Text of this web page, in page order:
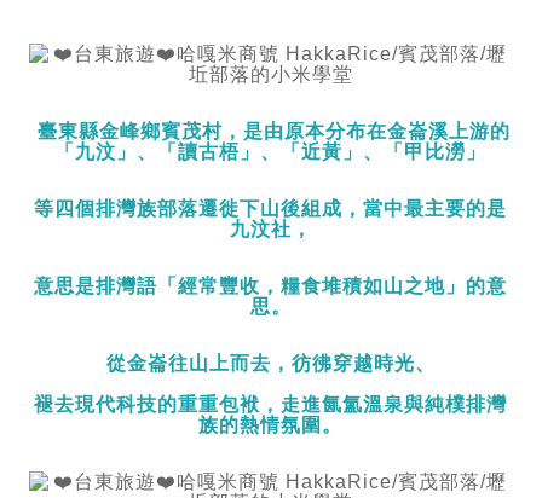
臺東縣金峰鄉賓茂村，是由原本分布在金崙溪上游的
「九汶」、「讀古梧」、「近黃」、「甲比澇」
等四個排灣族部落遷徙下山後組成，當中最主要的是
九汶社，
意思是排灣語「經常豐收，糧食堆積如山之地」的意
思。
從金崙往山上而去，彷彿穿越時光、
褪去現代科技的重重包袱，走進氤氳溫泉與純樸排灣
族的熱情氛圍。